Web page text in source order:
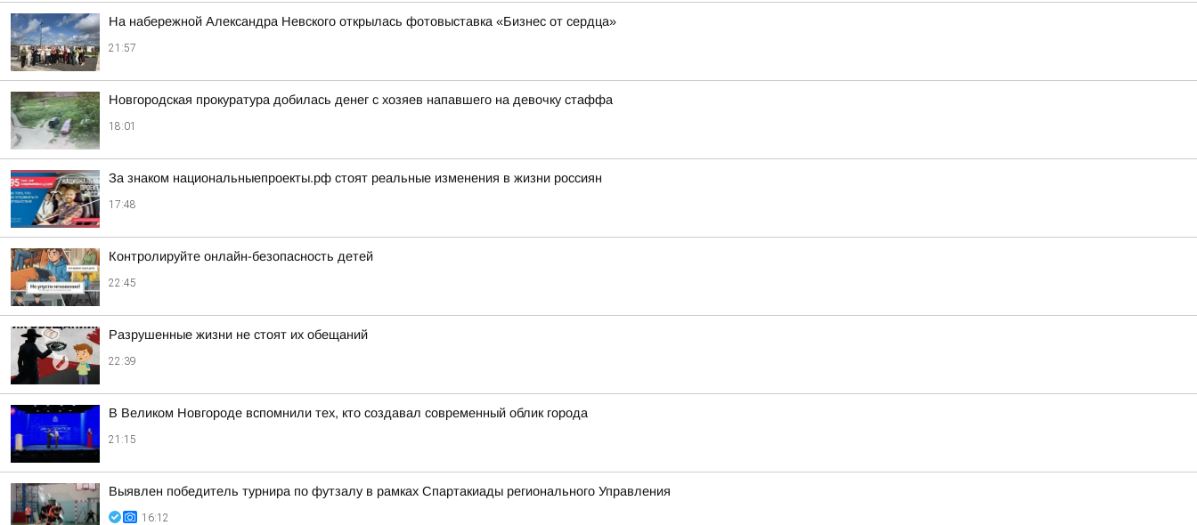
На набережной Александра Невского открылась фотовыставка «Бизнес от сердца»
21:57
Новгородская прокуратура добилась денег с хозяев напавшего на девочку стаффа
18:01
За знаком национальныепроекты.рф стоят реальные изменения в жизни россиян
17:48
Контролируйте онлайн-безопасность детей
22:45
Разрушенные жизни не стоят их обещаний
22:39
В Великом Новгороде вспомнили тех, кто создавал современный облик города
21:15
Выявлен победитель турнира по футзалу в рамках Спартакиады регионального Управления
16:12